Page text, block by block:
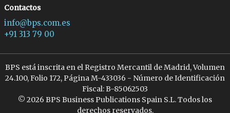
Contactos
info@bps.com.es
+91 313 79 00
BPS está inscrita en el Registro Mercantil de Madrid, Volumen
24.100, Folio 172, Página M-433036 - Número de Identificación
Fiscal: B-85062503
© 2026 BPS Business Publications Spain S.L. Todos los
derechos reservados.